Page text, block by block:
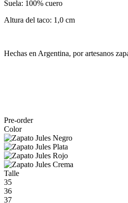
Suela: 100% cuero
Altura del taco: 1,0 cm
Hechas en Argentina, por artesanos
Pre-order
Color
Talle
35
36
37